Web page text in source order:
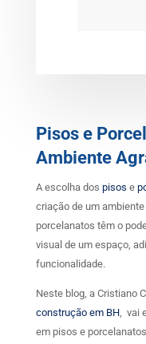
Pisos e
Ambiente
A escolha dos pisos e
criação de um
porcelanatos têm o
visual de um espaço,
funcionalidade.
Neste blog, a Cristiano
construção em BH, vai
em pisos e